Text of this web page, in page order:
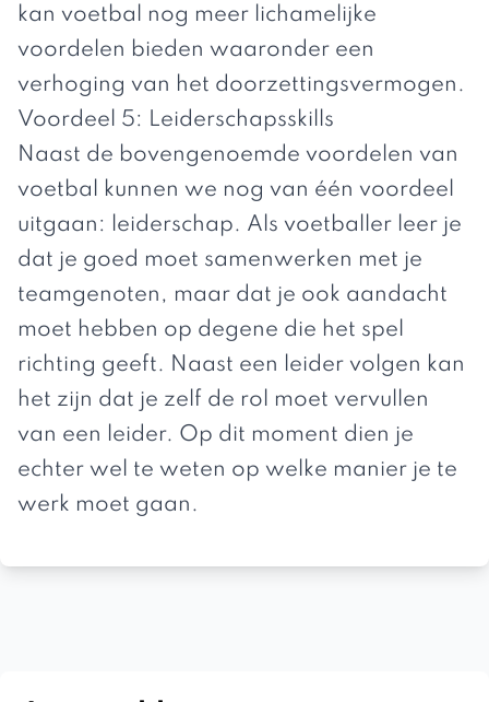
kan voetbal nog meer lichamelijke
voordelen bieden waaronder een
verhoging van het doorzettingsvermogen.
Voordeel 5: Leiderschapsskills
Naast de bovengenoemde voordelen van
voetbal kunnen we nog van één voordeel
uitgaan: leiderschap. Als voetballer leer je
dat je goed moet samenwerken met je
teamgenoten, maar dat je ook aandacht
moet hebben op degene die het spel
richting geeft. Naast een leider volgen kan
het zijn dat je zelf de rol moet vervullen
van een leider. Op dit moment dien je
echter wel te weten op welke manier je te
werk moet gaan.